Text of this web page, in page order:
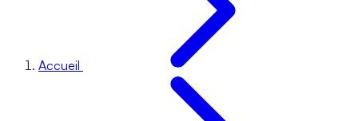
Accueil